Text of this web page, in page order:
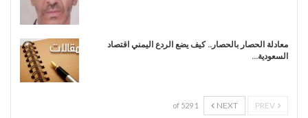
معادلة الحصار بالحصار.. كيف يضع الردع اليمني اقتصاد
السعودية…
NEXT
1 of 529